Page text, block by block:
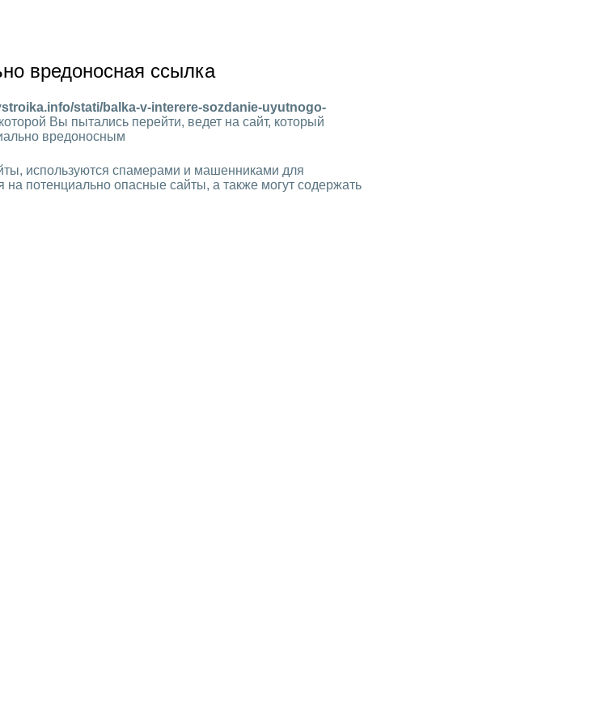
вредоносная ссылка
stati/balka-v-interere-sozdanie-uyutnogo-
Вы пытались перейти, ведет на сайт, который
вредоносным
используются спамерами и машенниками для
на потенциально опасные сайты, а также могут содержать